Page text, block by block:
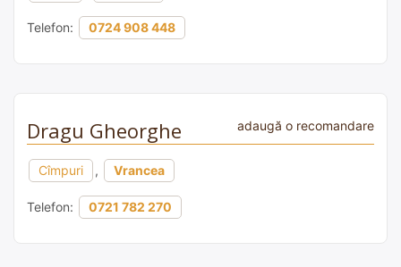
Telefon: 0724 908 448
Dragu Gheorghe adaugă o recomandare
Cîmpuri , Vrancea
Telefon: 0721 782 270